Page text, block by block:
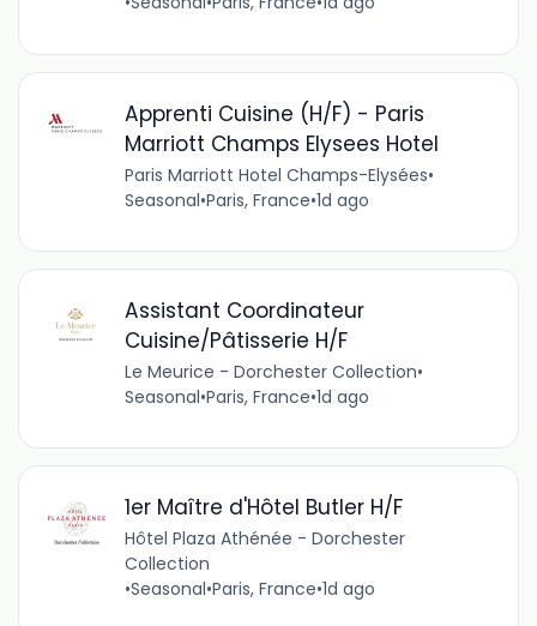
Apprenti Cuisine (H/F) - Paris
Marriott Champs Elysees Hotel
Paris Marriott Hotel Champs-Elysées•
Seasonal•Paris, France•1d ago
Assistant Coordinateur
Cuisine/Pâtisserie H/F
Le Meurice - Dorchester Collection•
Seasonal•Paris, France•1d ago
1er Maître d'Hôtel Butler H/F
Hôtel Plaza Athénée - Dorchester
Collection
•Seasonal•Paris, France•1d ago